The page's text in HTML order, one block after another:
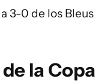
3-0 de los Bleus
la Copa